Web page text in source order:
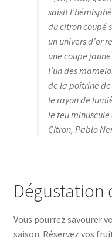
saisit
du citron coupé
un univers d’or
une coupe
l’un des
de la poitrine
le rayon de
le feu minuscule
Citron, Pablo
Dégustation
Vous pourrez savourer
saison. Réservez vos